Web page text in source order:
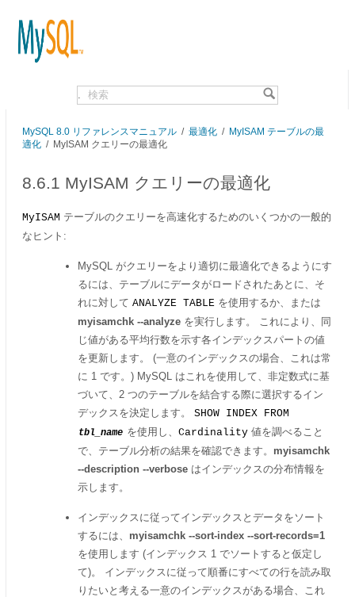
MySQL 8.0 リファレンスマニュアル / 最適化 / MyISAM テーブルの最
適化 / MyISAM クエリーの最適化
8.6.1 MyISAM クエリーの最適化
MyISAM テーブルのクエリーを高速化するためのいくつかの一般的
なヒント:
MySQL がクエリーをより適切に最適化できるようにす
るには、テーブルにデータがロードされたあとに、そ
れに対して ANALYZE TABLE を使用するか、または
myisamchk --analyze を実行します。 これにより、同
じ値がある平均行数を示す各インデックスパートの値
を更新します。 (一意のインデックスの場合、これは常
に 1 です。) MySQL はこれを使用して、非定数式に基
づいて、2 つのテーブルを結合する際に選択するイン
デックスを決定します。 SHOW INDEX FROM
tbl_name を使用し、 Cardinality 値を調べること
で、テーブル分析の結果を確認できます。 myisamchk
--description --verbose はインデックスの分布情報を
示します。
インデックスに従ってインデックスとデータをソート
するには、 myisamchk --sort-index --sort-records=1
を使用します (インデックス 1 でソートすると仮定し
て)。 インデックスに従って順番にすべての行を読み取
りたいと考える一意のインデックスがある場合、これ